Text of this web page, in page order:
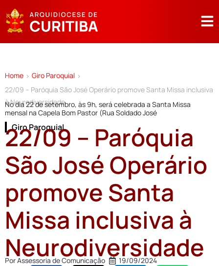
Home > Giro Paroquial >
22/09 – Paróquia São José Operário promove Santa Missa inclusiva
à Neurodiversidade
No dia 22 de setembro, às 9h, será celebrada a Santa Missa
mensal na Capela Bom Pastor (Rua Soldado José
Giro Paroquial
22/09 – Paróquia
São José Operário
promove Santa
Missa inclusiva à
Neurodiversidade
PorAssessoria de Comunicação 19/09/2024